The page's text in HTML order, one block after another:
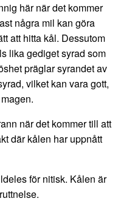
här när det kommer
några mil kan göra
att hitta kål. Dessutom
lika gediget syrad som
präglar syrandet av
vilket kan vara gott,
när det kommer till att
där kålen har uppnått
för nitisk. Kålen är